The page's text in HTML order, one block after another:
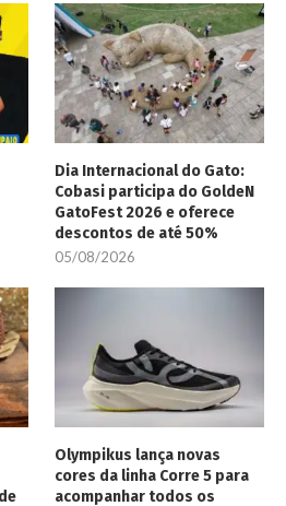
Dia Internacional do Gato:
Cobasi participa do GoldeN
GatoFest 2026 e oferece
descontos de até 50%
05/08/2026
Olympikus lança novas
cores da linha Corre 5 para
acompanhar todos os